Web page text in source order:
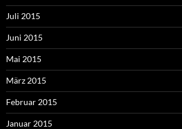
Juli 2015
Juni 2015
Mai 2015
März 2015
Februar 2015
Januar 2015